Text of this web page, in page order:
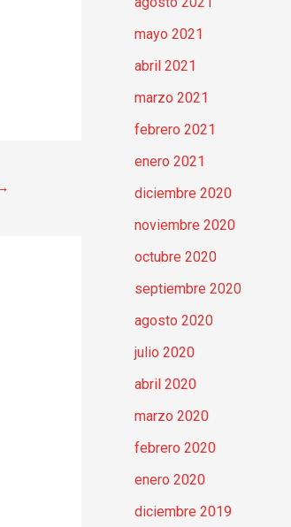
mayo 2021
abril 2021
marzo 2021
febrero 2021
enero 2021
diciembre 2020
noviembre 2020
octubre 2020
septiembre 2020
agosto 2020
julio 2020
abril 2020
marzo 2020
febrero 2020
enero 2020
diciembre 2019